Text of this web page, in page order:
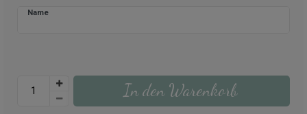
Name
In den Warenkorb